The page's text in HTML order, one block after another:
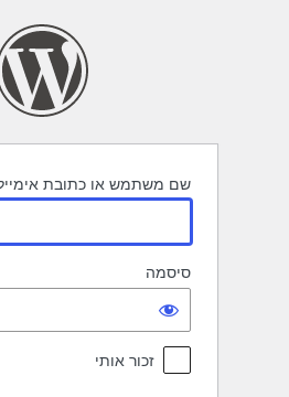
שם משתמש או כתובת
סיסמה
זכור אותי